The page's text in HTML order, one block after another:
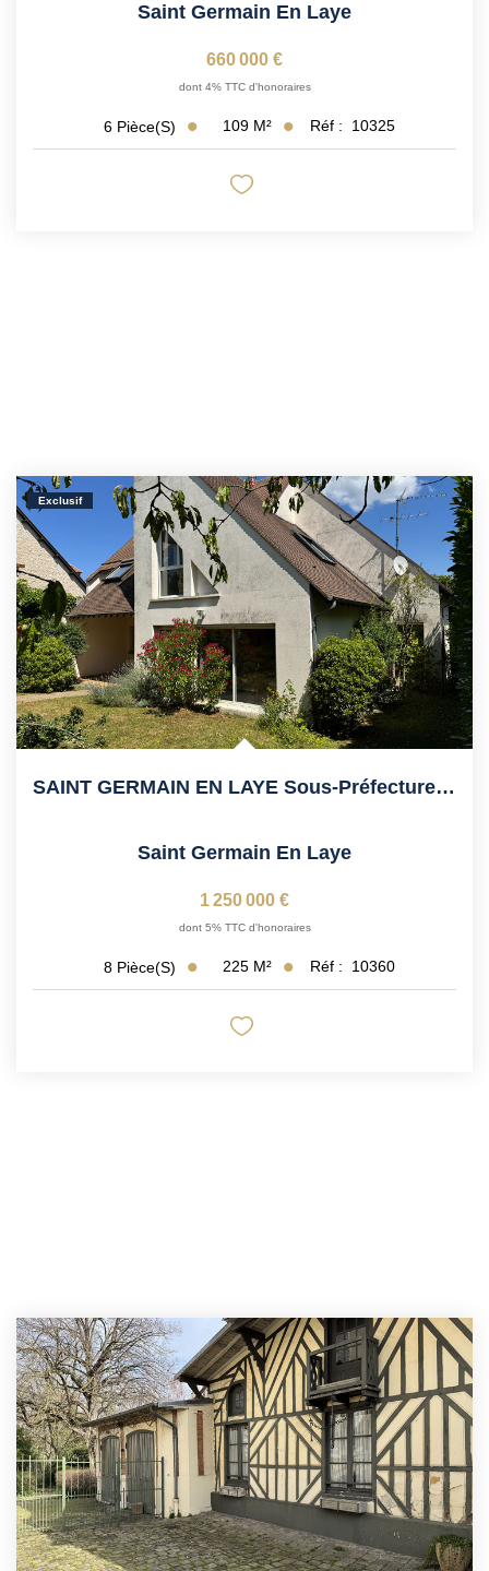
Saint Germain En Laye
660 000 €
dont 4% TTC d'honoraires
6 Pièce(s) 109 M² Réf : 10325
Exclusif
SAINT GERMAIN EN LAYE Sous-Préfecture, Proche Institut...
Saint Germain En Laye
1 250 000 €
dont 5% TTC d'honoraires
8 Pièce(s) 225 M² Réf : 10360